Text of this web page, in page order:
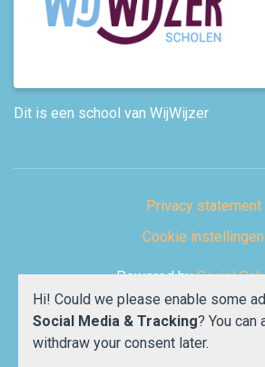
Dit is een school van WijWijzer
Privacy statement
Cookie instellingen
Powered bySocial
Hi! Could we please enable some
Social Media & Tracking? You can
withdraw your consent later.